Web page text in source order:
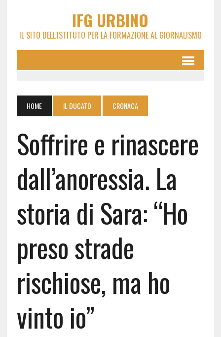
IFG URBINO
IL SITO DELL'ISTITUTO PER LA FORMAZIONE AL GIORNALISMO
HOME IL DUCATO CRONACA
Soffrire e rinascere
dall’anoressia. La
storia di Sara: “Ho
preso strade
rischiose, ma ho
vinto io”